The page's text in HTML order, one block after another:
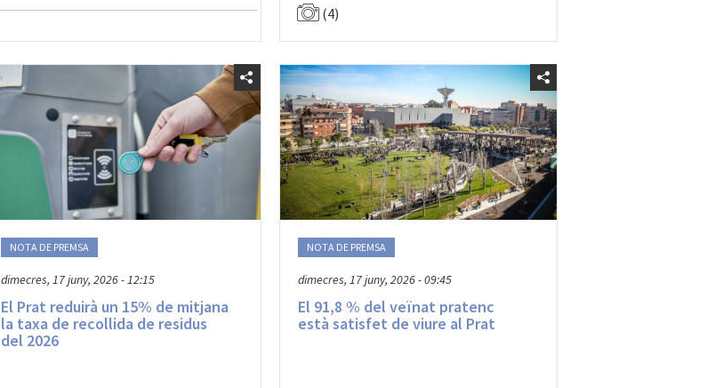
(4)
NOTA DE PREMSA
dimecres, 17 juny, 2026 - 12:15
El Prat reduirà un 15% de mitjana
la taxa de recollida de residus
del 2026
NOTA DE PREMSA
dimecres, 17 juny, 2026 - 09:45
El 91,8 % del veïnat pratenc
està satisfet de viure al Prat